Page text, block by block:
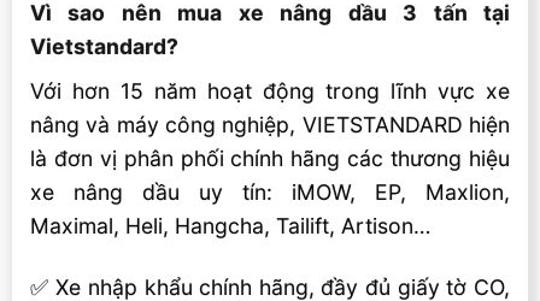
Vì sao nên mua xe nâng dầu 3 tấn tại
Vietstandard?
Với hơn 15 năm hoạt động trong lĩnh vực xe
nâng và máy công nghiệp, VIETSTANDARD hiện
là đơn vị phân phối chính hãng các thương hiệu
xe nâng dầu uy tín: iMOW, EP, Maxlion,
Maximal, Heli, Hangcha, Tailift, Artison…
✅ Xe nhập khẩu chính hãng, đầy đủ giấy tờ CO,